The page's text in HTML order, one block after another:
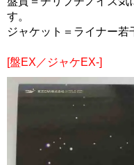
す。
ジャケット＝ライナー若
[盤EX／ジャケEX-]